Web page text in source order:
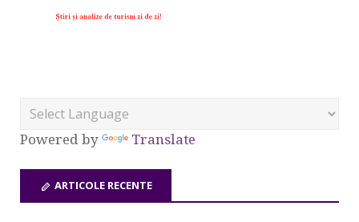
Powered by Translate
ARTICOLE RECENTE